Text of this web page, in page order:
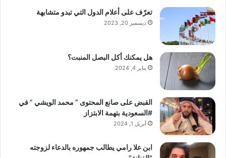
تعرّف على أعلام الدول التي تبدو متشابهة
ديسمبر 20, 2023
هل يمكنك أكل البصل المنبت؟
يناير 4, 2024
القبض على صانع المحتوى ” محمد الويشي ” في
#السعودية بتهمة الابتزاز
أبريل 1, 2024
ابن علا رامي يطالب جمهوره بالدعاء لزوجته